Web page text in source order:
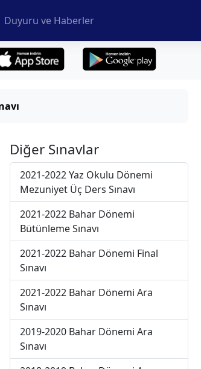
Duyuru ve Haberler
Diğer Sınavlar
2021-2022 Yaz Okulu Dönemi
Mezuniyet Üç Ders Sınavı
2021-2022 Bahar Dönemi
Bütünleme Sınavı
2021-2022 Bahar Dönemi Final
Sınavı
2021-2022 Bahar Dönemi Ara
Sınavı
2019-2020 Bahar Dönemi Ara
Sınavı